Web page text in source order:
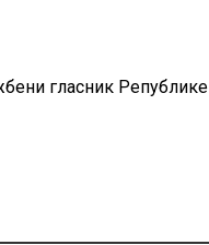
гласник Републике